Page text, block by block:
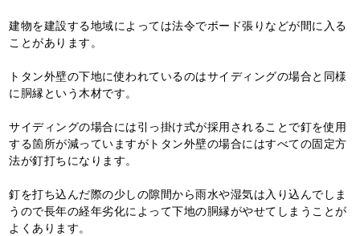
建物を建設する地域によっては法令でボード張りなどが間に入る
ことがあります。
トタン外壁の下地に使われているのはサイディングの場合と同様
に胴縁という木材です。
サイディングの場合には引っ掛け式が採用されることで釘を使用
する箇所が減っていますがトタン外壁の場合にはすべての固定方
法が釘打ちになります。
釘を打ち込んだ際の少しの隙間から雨水や湿気は入り込んでしま
うので長年の経年劣化によって下地の胴縁がやせてしまうことが
よくあります。